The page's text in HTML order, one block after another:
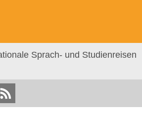
Sprach- und Studienreisen